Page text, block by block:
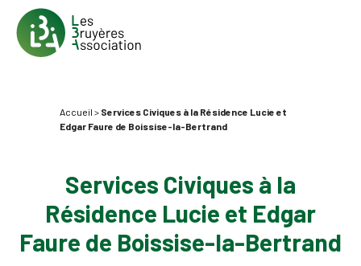
Accueil > Services Civiques à la Résidence Lucie et
Edgar Faure de Boissise-la-Bertrand
Services Civiques à la
Résidence Lucie et Edgar
Faure de Boissise-la-Bertrand